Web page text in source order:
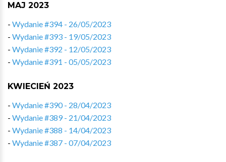
MAJ 2023
- Wydanie #394 - 26/05/2023
- Wydanie #393 - 19/05/2023
- Wydanie #392 - 12/05/2023
- Wydanie #391 - 05/05/2023
KWIECIEŃ 2023
- Wydanie #390 - 28/04/2023
- Wydanie #389 - 21/04/2023
- Wydanie #388 - 14/04/2023
- Wydanie #387 - 07/04/2023